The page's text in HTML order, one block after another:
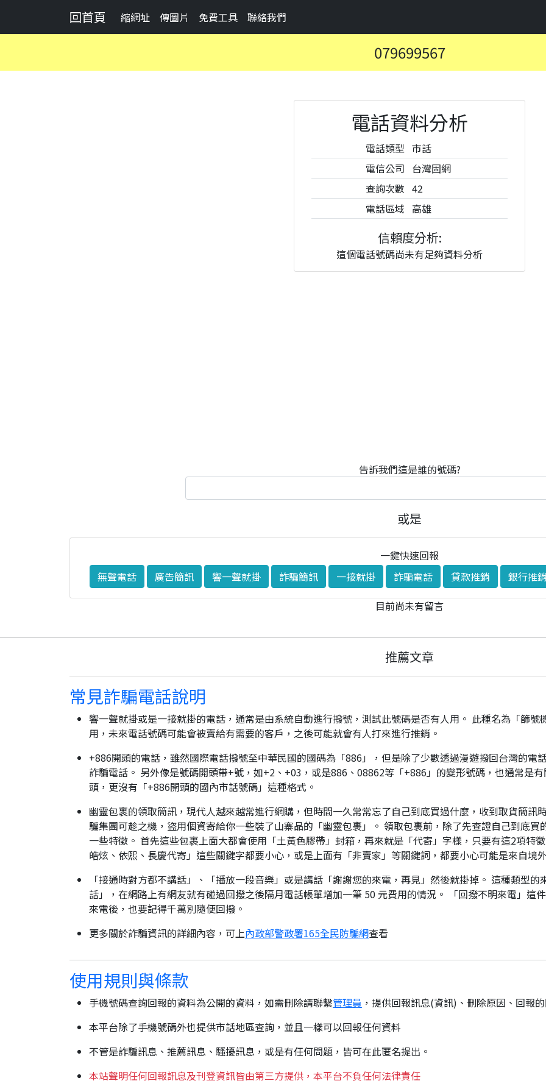
回首頁 縮網址 傳圖片 免費工具 聯絡我們
079699567
電話資料分析
電話類型 市話
電信公司 台灣固網
查詢次數 42
電話區域 高雄
信賴度分析:
這個電話號碼尚未有足夠資料分析
告訴我們這是誰的號碼?
或是
一鍵快速回報
無聲電話
廣告簡訊 響一聲就掛 詐騙簡訊 一接就掛 詐騙電話 貸款推銷
銀行推
目前尚未有留言
推薦文章
常見詐騙電話說明
響一聲就掛或是一接就掛的電話，通常是由系統自動進行撥號，測試此號碼是否有人用。 此種名為「篩
用，未來電話號碼可能會被賣給有需要的客戶，之後可能就會有人打來進行推銷。
+886開頭的電話，雖然國際電話撥號至中華民國的國碼為「886」，但是除了少數透過漫遊撥回台灣的電
詐騙電話。 另外像是號碼開頭帶+號，如+2、+03，或是886、08862等「+886」的變形號碼，也通常是
頭，更沒有「+886開頭的國內市話號碼」這種格式。
幽靈包裹的領取簡訊，現代人越來越常進行網購，但時間一久常常忘了自己到底買過什麼，收到取貨簡訊
騙集團可趁之機，盜用個資寄給你一些裝了山寨品的「幽靈包裹」。 領取包裹前，除了先查證自己到底
一些特徵。 首先這些包裹上面大都會使用「土黃色膠帶」封箱，再來就是「代寄」字樣，只要有這2項特
皓炫、依熙、長慶代寄」這些關鍵字都要小心，或是上面有「非賣家」等關鍵詞，都要小心可能是來自境
「接通時對方都不講話」、「播放一段音樂」或是講話「謝謝您的來電，再見」然後就掛掉。 這種類型
話」，在網路上有網友就有碰過回撥之後隔月電話帳單增加一筆 50 元費用的情況。 「回撥不明來電」這
來電後，也要記得千萬別隨便回撥。
更多關於詐騙資訊的詳細內容，可上內政部警政署165全民防騙網查看
使用規則與條款
手機號碼查詢回報的資料為公開的資料，如需刪除請聯繫管理員 ，提供回報訊息(資訊)、刪除原因、回報
本平台除了手機號碼外也提供市話地區查詢，並且一樣可以回報任何資料
不管是詐騙訊息、推薦訊息、騷擾訊息，或是有任何問題，皆可在此匿名提出。
本站聲明任何回報訊息及刊登資訊皆由第三方提供，本平台不負任何法律責任